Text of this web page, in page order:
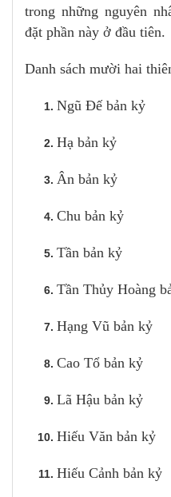
trong những nguyên
đặt phần này ở đầu tiên.
Danh sách mười hai
Ngũ Đế bản kỷ
Hạ bản kỷ
Ân bản kỷ
Chu bản kỷ
Tần bản kỷ
Tần Thủy Hoàng
Hạng Vũ bản kỷ
Cao Tổ bản kỷ
Lã Hậu bản kỷ
Hiếu Văn bản kỷ
Hiếu Cảnh bản kỷ